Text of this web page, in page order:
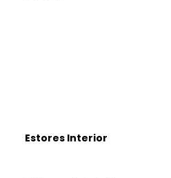
Estores Interior